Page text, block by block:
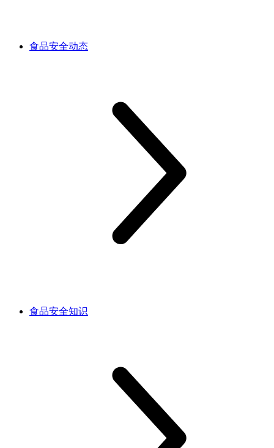
食品安全动态
食品安全知识